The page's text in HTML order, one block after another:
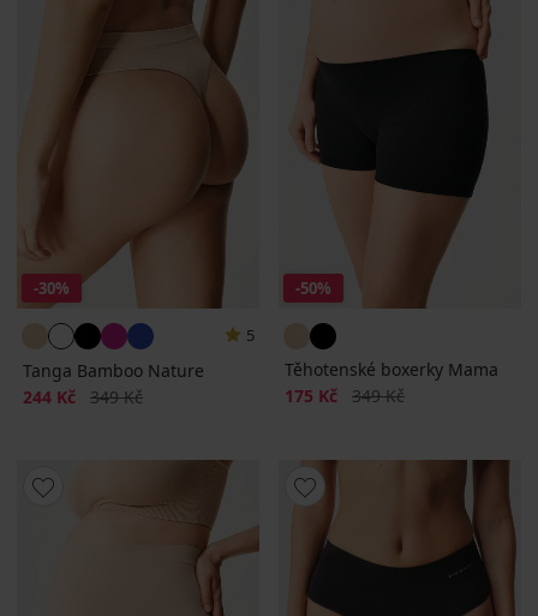
-30%
5
Tanga Bamboo Nature
Sleva
244 Kč Původní cena
349 Kč
-50%
Těhotenské boxerky Mama
Sleva
175 Kč Původní cena
349 Kč